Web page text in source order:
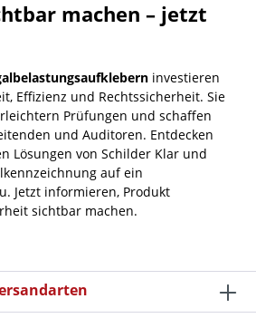
machen – jetzt
investieren
Effizienz und Rechtssicherheit. Sie
Prüfungen und schaffen
und Auditoren. Entdecken
Lösungen von Schilder Klar und
auf ein
Jetzt informieren, Produkt
sichtbar machen.